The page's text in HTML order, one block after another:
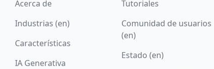
Acerca de
Industrias (en)
Características
IA Generativa
Tutoriales
Comunidad de usuarios
(en)
Estado (en)